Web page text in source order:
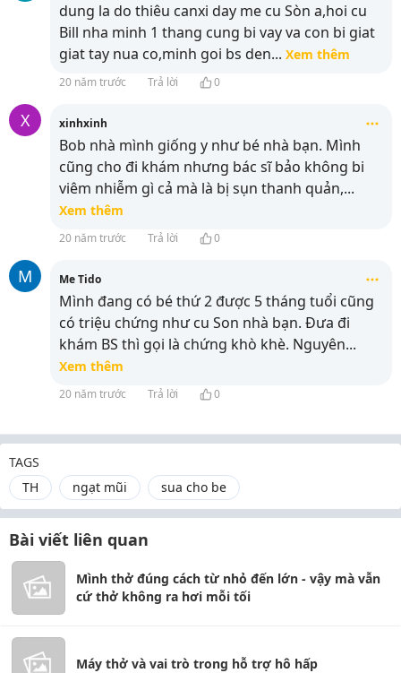
dung la do thiêu canxi day me cu Sòn a,hoi cu
Bill nha minh 1 thang cung bi vay va con bi giat
giat tay nua co,minh goi bs den... Xem thêm
20 năm trước Trả lời 0
X xinhxinh
Bob nhà mình giống y như bé nhà bạn. Mình
cũng cho đi khám nhưng bác sĩ bảo không bi
viêm nhiễm gì cả mà là bị sụn thanh quản,...
Xem thêm
20 năm trước Trả lời 0
M Me Tido
Mình đang có bé thứ 2 được 5 tháng tuổi cũng
có triệu chứng như cu Son nhà bạn. Đưa đi
khám BS thì gọi là chứng khò khè. Nguyên...
Xem thêm
20 năm trước Trả lời 0
TAGS
TH
ngạt mũi sua cho be
Bài viết liên quan
Mình thở đúng cách từ nhỏ đến lớn - vậy mà vẫn
cứ thở không ra hơi mỗi tối
Máy thở và vai trò trong hỗ trợ hô hấp